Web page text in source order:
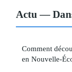
Actu —
Comment
en Nouvelle-